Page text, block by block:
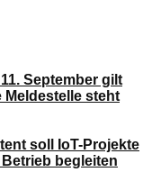
September gilt
Meldestelle steht
soll IoT-Projekte
begleiten